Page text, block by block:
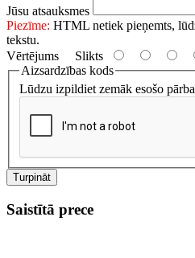
Jūsu atsauksmes
Piezīme: HTML netiek pieņemts,
tekstu.
Vērtējums Slikts
Aizsardzības kods
Lūdzu izpildiet zemāk esošo
Turpināt
Saistītā prece